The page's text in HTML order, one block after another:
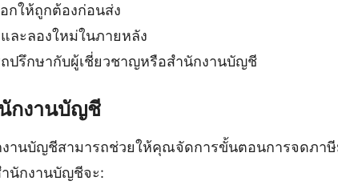
กให้ถูกต้องก่อนส่ง
ละลองใหม่ในภายหลัง
ปรึกษากับผู้เชี่ยวชาญหรือสำนักงานบัญชี
กงานบัญชี
งานบัญชีสามารถช่วยให้คุณจัดการขั้นตอนการจดภา
นักงานบัญชีจะ: